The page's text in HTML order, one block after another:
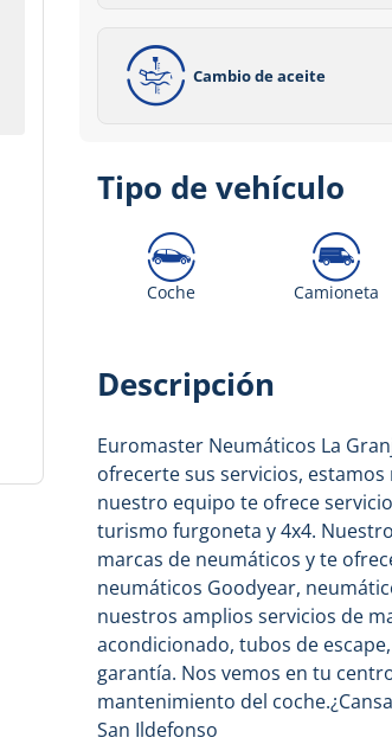
Cambio de aceite
Tipo de vehículo
Coche Camioneta
Descripción
Euromaster Neumáticos La
ofrecerte sus servicios,
nuestro equipo te ofrece
turismo furgoneta y 4x4.
marcas de neumáticos y te
neumáticos Goodyear,
nuestros amplios servicios de
acondicionado, tubos de
garantía. Nos vemos en tu
mantenimiento del
San Ildefonso